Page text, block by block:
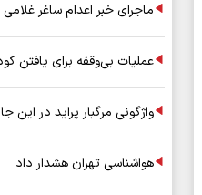
ماجرای خبر اعدام ساغر
عملیات بی‌وقفه برای یافتن
واژگونی مرگبار پراید در
هواشناسی تهران هشدار داد